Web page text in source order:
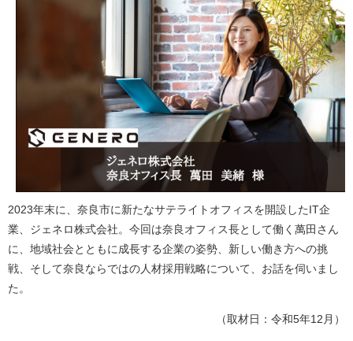
2023年末に、奈良市に新たなサテライトオフィスを開設したIT企
業、ジェネロ株式会社。今回は奈良オフィス長として働く萬田さん
に、地域社会とともに成長する企業の姿勢、新しい働き方への挑
戦、そして奈良ならではの人材採用戦略について、お話を伺いまし
た。
（取材日：令和5年12月）